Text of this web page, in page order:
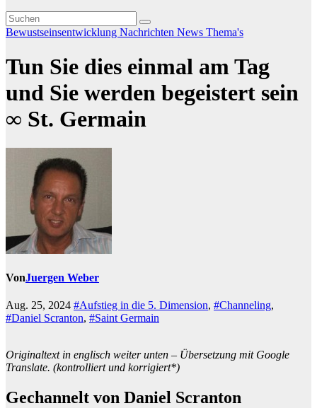
Bewustseinsentwicklung Nachrichten News Thema's
Tun Sie dies einmal am Tag
und Sie werden begeistert sein
∞ St. Germain
VonJuergen Weber
Aug. 25, 2024 #Aufstieg in die 5. Dimension, #Channeling,
#Daniel Scranton, #Saint Germain
Originaltext in englisch weiter unten – Übersetzung mit Google
Translate. (kontrolliert und korrigiert*)
Gechannelt von Daniel Scranton